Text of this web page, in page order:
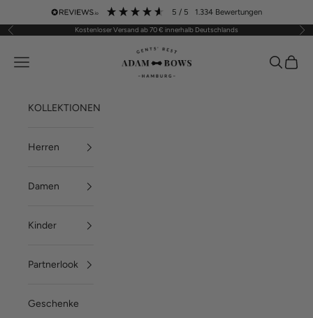
Zum Inhalt springen 5 / 5 1.334 Bewertungen
Zurück Kostenloser Versand ab 70 € innerhalb Deutschlands Vor
ADAM BOWS
Menü Suchen
KOLLEKTIONEN
Herren
Damen
Kinder
Partnerlook
Geschenke